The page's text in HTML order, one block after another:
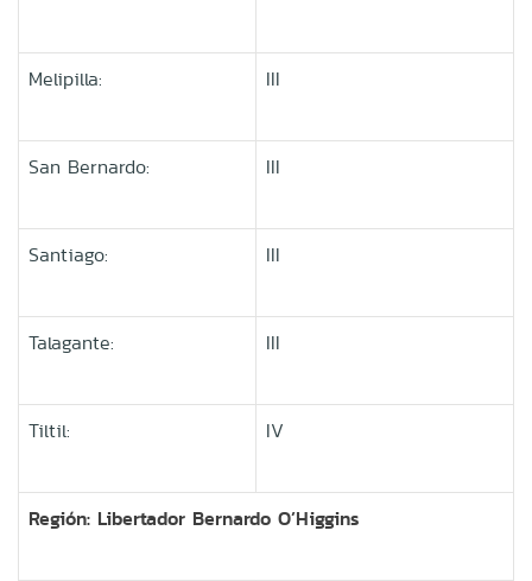
Melipilla: III
San Bernardo: III
Santiago: III
Talagante: III
Tiltil: IV
Región: Libertador Bernardo O’Higgins